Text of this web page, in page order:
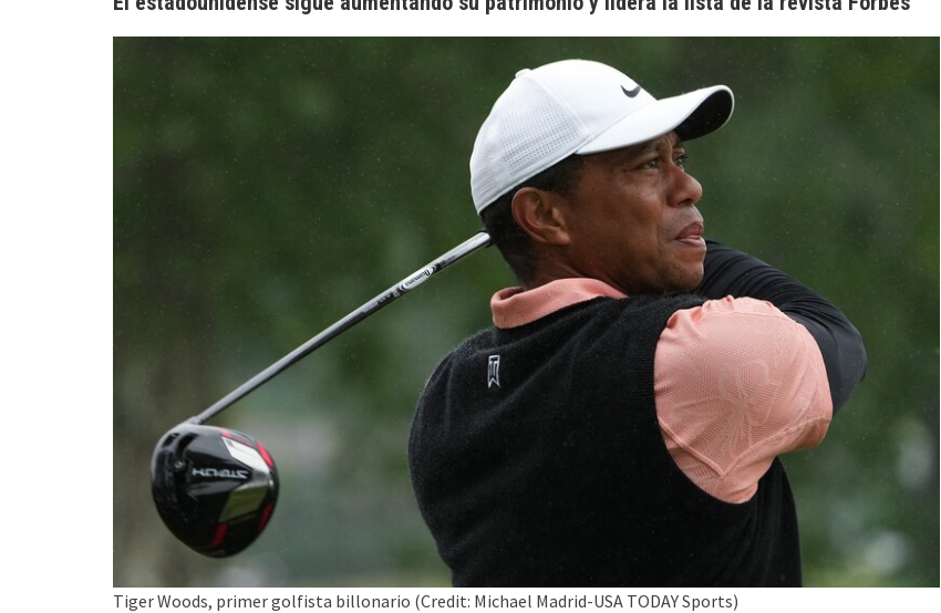
Tiger Woods, primer golfista billonario (Credit: Michael Madrid-USA TODAY Sports)